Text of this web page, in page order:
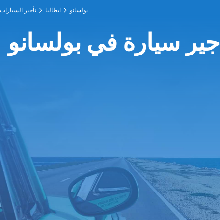
تأجير السيارات ايطاليا بولسانو
سيارة في بولسانو